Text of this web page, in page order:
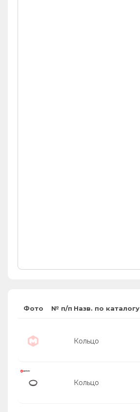
Фото № п/п Назв. по каталогу
Кольцо
Кольцо